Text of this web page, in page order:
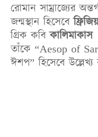
রোমান সাম্রাজ্যের
জন্মস্থান হিসেবে
গ্রিক কবিকালিমাকাস
তাঁকে “Aesop of
ঈশপ” হিসেবে